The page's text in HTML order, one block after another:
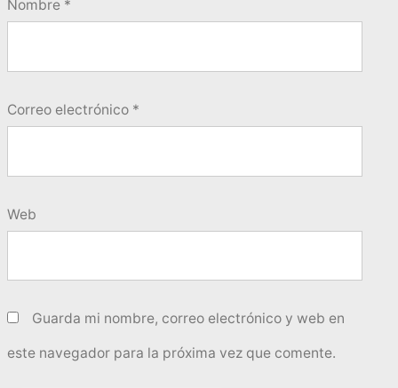
Nombre *
Correo electrónico *
Web
Guarda mi nombre, correo electrónico y web en
este navegador para la próxima vez que comente.